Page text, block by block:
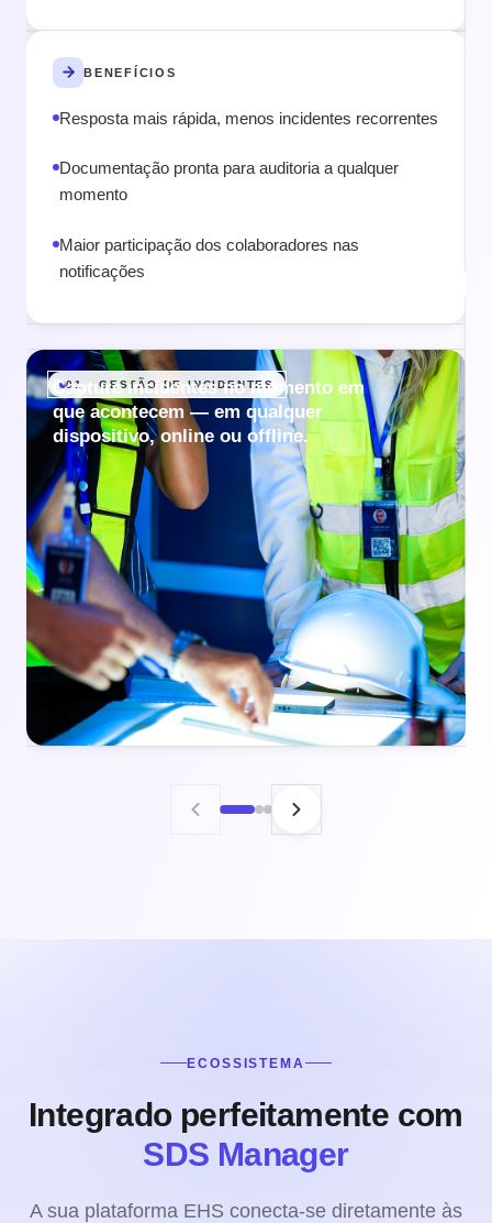
BENEFÍCIOS
Resposta mais rápida, menos incidentes recorrentes
Documentação pronta para auditoria a qualquer
momento
Maior participação dos colaboradores nas
notificações
01 · GESTÃO DE INCIDENTES
Capture incidentes no momento em
que acontecem — em qualquer
dispositivo, online ou offline.
ECOSSISTEMA
Integrado perfeitamente com
SDS Manager
A sua plataforma EHS conecta-se diretamente às